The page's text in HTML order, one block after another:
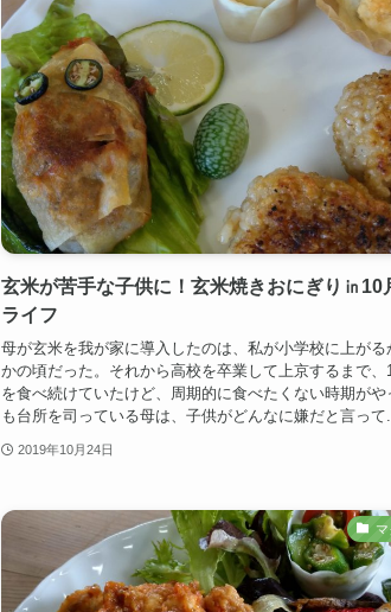
玄米が苦手な子供に！玄米焼きおにぎり㏌10
ライフ
母が玄米を我が家に導入したのは、私が小学校に上がる
かの頃だった。それから高校を卒業して上京するまで、
を食べ続けていたけど、周期的に食べたくない時期が
も台所を司っている母は、子供がどんなに嫌だと言って
2019年10月24日